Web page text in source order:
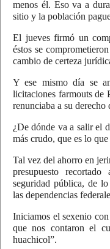
menos él. Eso va a
sitio y la población
El jueves firmó un
éstos se
cambio de certeza
Y ese mismo día se
licitaciones farmouts de
renunciaba a su derecho
¿De dónde va a salir el
más crudo, que es lo que
Tal vez del ahorro en
presupuesto
seguridad pública, de
las dependencias
Iniciamos el sexenio
que nos contaron el
huachicol”.